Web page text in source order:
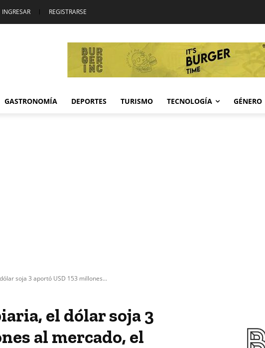
INGRESAR | REGISTRARSE
GASTRONOMÍA DEPORTES TURISMO TECNOLOGÍA GÉNERO
soja 3 aportó USD 153 millones...
el dólar soja 3
al mercado, el